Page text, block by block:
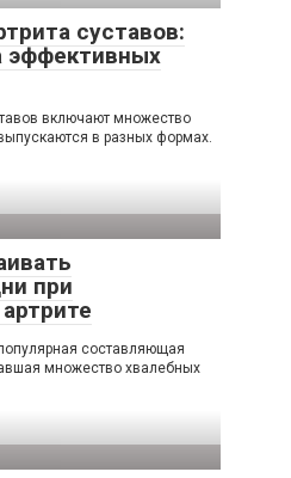
суставов:
эффективных
включают множество
в разных формах.
при
составляющая
множество хвалебных